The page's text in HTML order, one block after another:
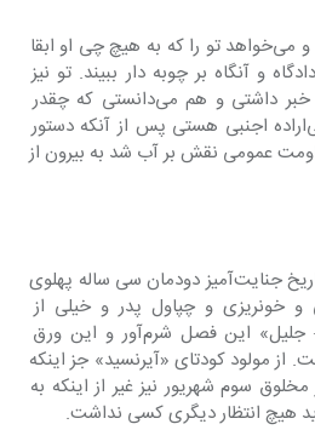
ملت ایران تشنه انتقام است و می‌خواهد تو را که به هیچ چی او ابقا
و آنگاه بر چوبه دار ببیند. تو نیز
چون از بغض و نفرت مردم خبر داشتی و هم می‌دانستی که چقدر
بیشرمانه فرمانبردار و آلت بی‌اراده اجنبی هستی پس از آنکه دستور
عمومی نقش بر آب شد به بیرون از
برو ای اسیر اراده اجنبی که تاریخ جنایت‌آمیز دودمان سی ساله پهلوی
و خونریزی و چپاول پدر و خیلی از
خصوصیات دیگر «خاندان – جلیل» این فصل شرم‌آور و این ورق
از مولود کودتای «آیرنسید» جز اینکه
سوم شهریور نیز غیر از اینکه به
هیچ انتظار دیگری کسی نداشت.